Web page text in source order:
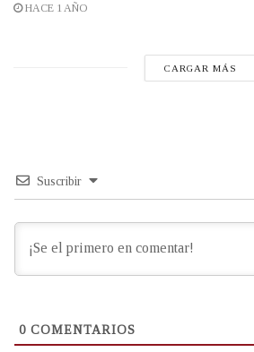
HACE 1 AÑO
CARGAR MÁS
Suscribir
0 COMENTARIOS